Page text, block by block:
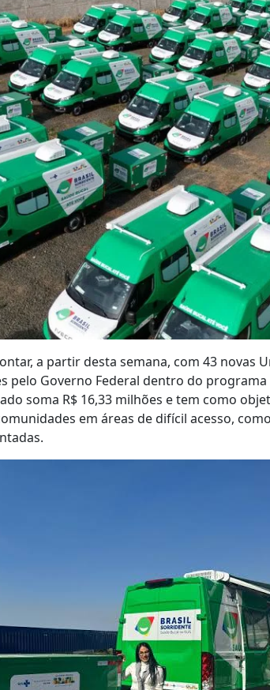
a partir desta semana, com 43 novas
pelo Governo Federal dentro do programa
soma R$ 16,33 milhões e tem como
em áreas de difícil acesso,